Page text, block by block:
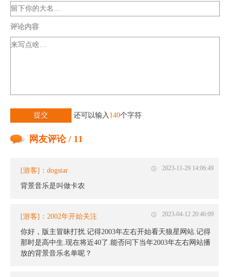
评论内容
提交 还可以输入 140个字符
网友评论 / 11
2023-11-29 14:06:49
[游客]：dogstar
背景音乐是叫做卡农
2023-04-12 20:46:09
[游客]：2002年开始关注
你好，版主冒昧打扰.记得2003年左右开始看天狼星网站.记得
那时是高中生.现在将近40了.能否问下当年2003年左右网站播
放的背景音乐名单呢？